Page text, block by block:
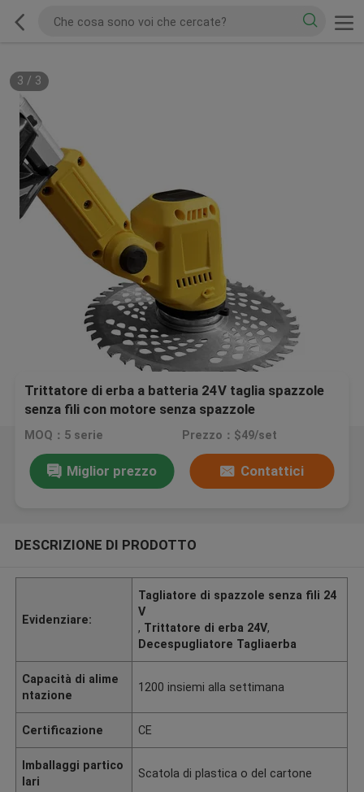
3 / 3
Trittatore di erba a batteria 24V taglia spazzole
senza fili con motore senza spazzole
MOQ：5 serie Prezzo：$49/set
Miglior prezzo Contattici
DESCRIZIONE DI PRODOTTO
Evidenziare:
Tagliatore di spazzole senza fili 24
V
, Trittatore di erba 24V,
Decespugliatore Tagliaerba
Capacità di alime
ntazione
1200 insiemi alla settimana
Certificazione CE
Imballaggi partico
lari
Scatola di plastica o del cartone